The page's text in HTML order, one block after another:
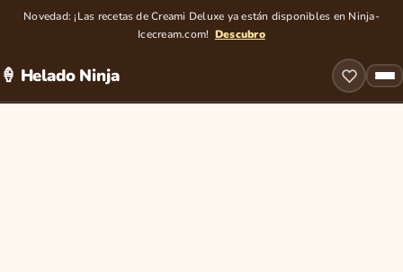
Novedad: ¡Las recetas de Creami Deluxe ya están disponibles en Ninja-
Icecream.com! Descubro
🍦 Helado Ninja